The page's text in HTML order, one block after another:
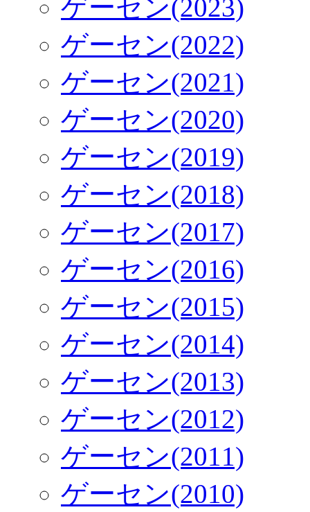
ゲーセン(2023)
ゲーセン(2022)
ゲーセン(2021)
ゲーセン(2020)
ゲーセン(2019)
ゲーセン(2018)
ゲーセン(2017)
ゲーセン(2016)
ゲーセン(2015)
ゲーセン(2014)
ゲーセン(2013)
ゲーセン(2012)
ゲーセン(2011)
ゲーセン(2010)